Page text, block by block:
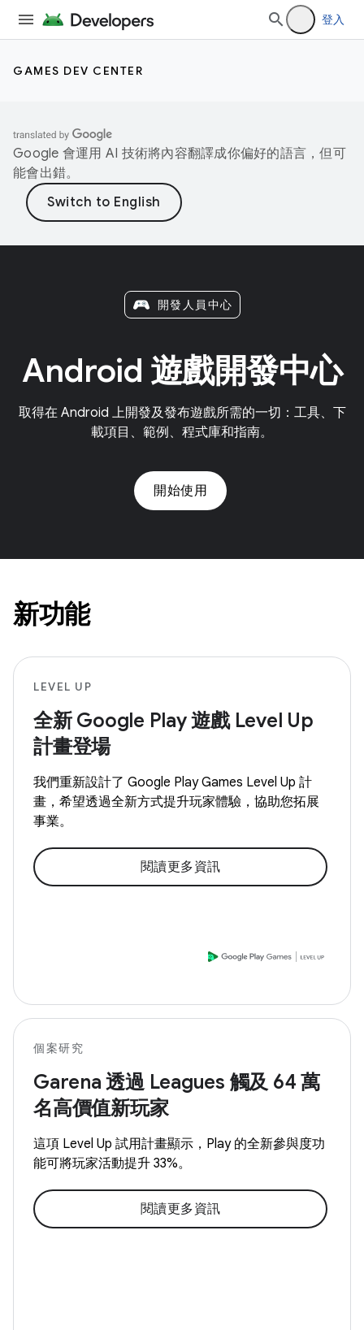
登入
GAMES DEV CENTER
Google 會運用 AI 技術將內容翻譯成你偏好的語言，但可
能會出錯。
開發人員中心
Android 遊戲開發中心
取得在 Android 上開發及發布遊戲所需的一切：工具、下
載項目、範例、程式庫和指南。
開始使用
新功能
LEVEL UP
全新 Google Play 遊戲 Level Up
計畫登場
我們重新設計了 Google Play Games Level Up 計
畫，希望透過全新方式提升玩家體驗，協助您拓展
事業。
閱讀更多資訊
個案研究
Garena 透過 Leagues 觸及 64 萬
名高價值新玩家
這項 Level Up 試用計畫顯示，Play 的全新參與度功
能可將玩家活動提升 33%。
閱讀更多資訊